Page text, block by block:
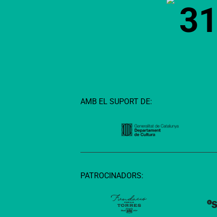
AMB EL SUPORT DE:
PATROCINADORS: